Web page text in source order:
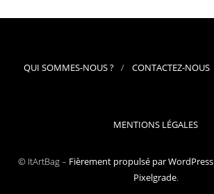
QUI SOMMES-NOUS ? CONTACTEZ-NOUS
MENTIONS LÉGALES
© ItArtBag – Fièrement propulsé par WordPress
Pixelgrade.